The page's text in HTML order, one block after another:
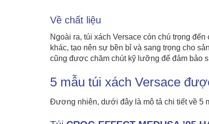
Về chất liệu
Ngoài ra, túi xách Versace còn chú trọng
khác, tạo nên sự bền bỉ và sang trọng cho
cũng được chăm chút kỹ lưỡng để đảm bảo
5 mẫu túi xách Versace
Đương nhiên, dưới đây là mô tả chi tiết về 5